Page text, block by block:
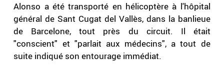
Alonso a été transporté en hélicoptère à l'hôpital
général de Sant Cugat del Vallès, dans la banlieue
de Barcelone, tout près du circuit. Il était
"conscient" et "parlait aux médecins", a tout de
suite indiqué son entourage immédiat.